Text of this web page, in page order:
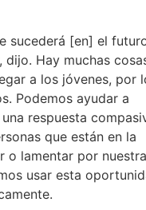
sucederá [en] el
dijo. Hay muchas
a los jóvenes, por
Podemos ayudar a
respuesta
que están en la
o lamentar por nuestra
usar esta